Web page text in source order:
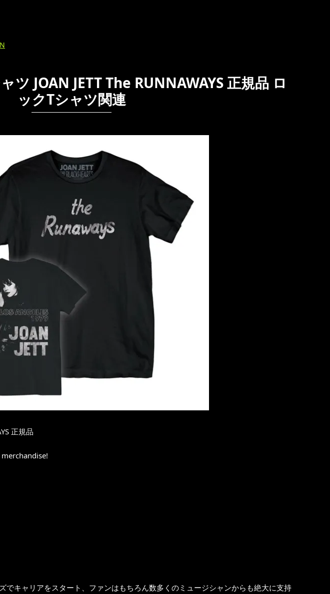
ツ JOAN JETT The RUNNAWAYS 正規品 ロ
ックTシャツ関連
正規品
でキャリアをスタート、ファンはもちろん数多くのミュージシャンからも絶大に支持